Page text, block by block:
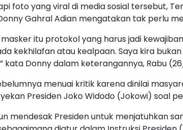
foto yang viral di media sosial tersebut,
Gahral Adian mengatakan tak perlu
itu protokol yang harus jadi
kekhilafan atau kealpaan. Saya kira
kata Donny dalam keterangannya, Rabu
menuai kritik karena dinilai
Presiden Joko Widodo (Jokowi) soal
mendesak Presiden untuk menjatuhkan